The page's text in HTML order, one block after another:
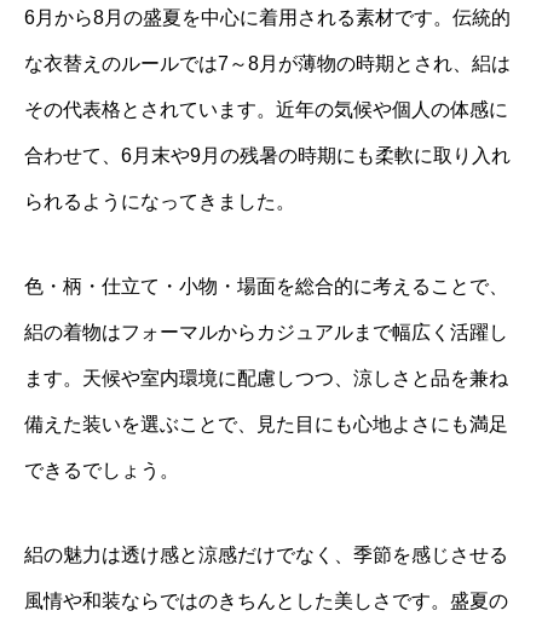
6月から8月の盛夏を中心に着用される素材です。伝統的
な衣替えのルールでは7～8月が薄物の時期とされ、絽は
その代表格とされています。近年の気候や個人の体感に
合わせて、6月末や9月の残暑の時期にも柔軟に取り入れ
られるようになってきました。
色・柄・仕立て・小物・場面を総合的に考えることで、
絽の着物はフォーマルからカジュアルまで幅広く活躍し
ます。天候や室内環境に配慮しつつ、涼しさと品を兼ね
備えた装いを選ぶことで、見た目にも心地よさにも満足
できるでしょう。
絽の魅力は透け感と涼感だけでなく、季節を感じさせる
風情や和装ならではのきちんとした美しさです。盛夏の